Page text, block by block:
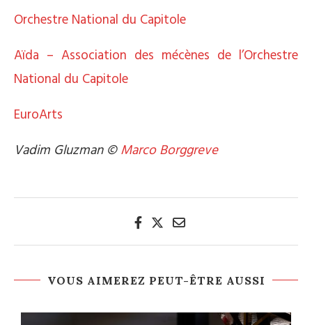
Orchestre National du Capitole
Aïda – Association des mécènes de l’Orchestre
National du Capitole
EuroArts
Vadim Gluzman ©Marco Borggreve
VOUS AIMEREZ PEUT-ÊTRE AUSSI